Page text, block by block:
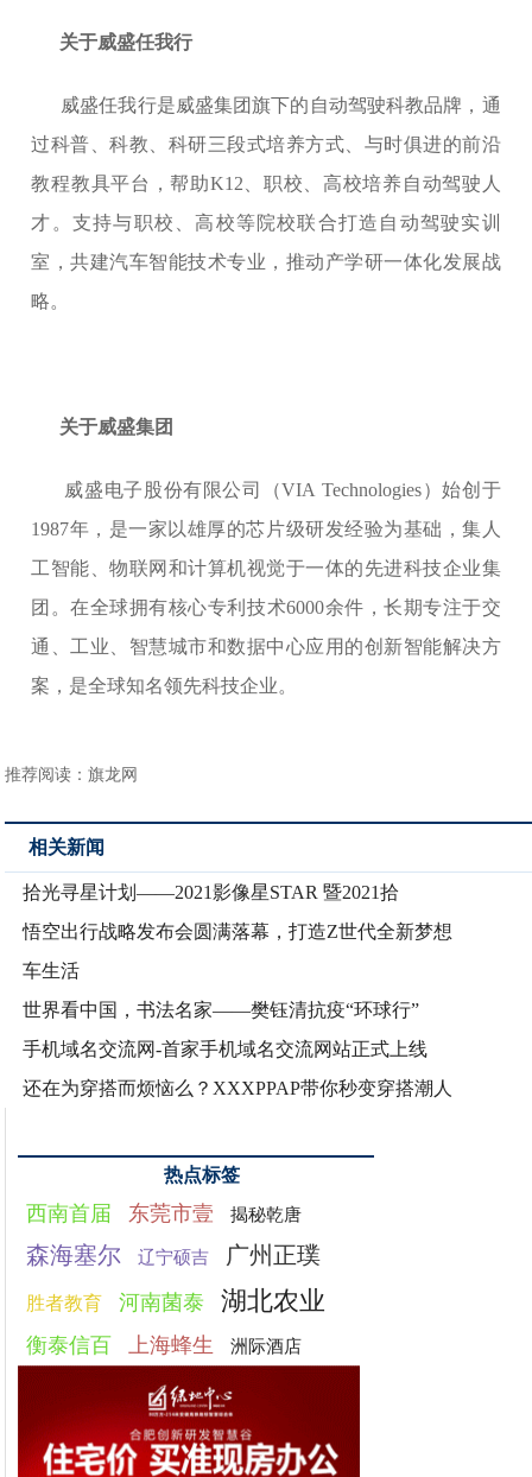
关于威盛任我行
威盛任我行是威盛集团旗下的自动驾驶科教品牌，通
过科普、科教、科研三段式培养方式、与时俱进的前沿
教程教具平台，帮助K12、职校、高校培养自动驾驶人
才。支持与职校、高校等院校联合打造自动驾驶实训
室，共建汽车智能技术专业，推动产学研一体化发展战
略。
关于威盛集团
威盛电子股份有限公司（VIA Technologies）始创于
1987年，是一家以雄厚的芯片级研发经验为基础，集人
工智能、物联网和计算机视觉于一体的先进科技企业集
团。在全球拥有核心专利技术6000余件，长期专注于交
通、工业、智慧城市和数据中心应用的创新智能解决方
案，是全球知名领先科技企业。
推荐阅读：旗龙网
相关新闻
拾光寻星计划——2021影像星STAR 暨2021拾
悟空出行战略发布会圆满落幕，打造Z世代全新梦想
车生活
世界看中国，书法名家——樊钰清抗疫“环球行”
手机域名交流网-首家手机域名交流网站正式上线
还在为穿搭而烦恼么？XXXPPAP带你秒变穿搭潮人
热点标签
西南首届 东莞市壹 揭秘乾唐
森海塞尔 辽宁硕吉 广州正璞
胜者教育 河南菌泰 湖北农业
衡泰信百 上海蜂生 洲际酒店